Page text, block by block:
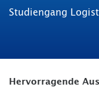
Studiengang
Hervorragende